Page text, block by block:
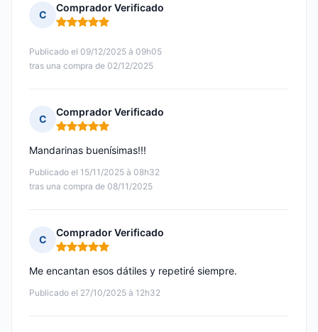
C
Comprador Verificado
Nota: 5 de 5
Publicado el 09/12/2025 à 09h05
tras una compra de 02/12/2025
C
Comprador Verificado
Nota: 5 de 5
Publicado el 15/11/2025 à 08h32
tras una compra de 08/11/2025
Mandarinas buenísimas!!!
C
Comprador Verificado
Nota: 5 de 5
Publicado el 27/10/2025 à 12h32
Me encantan esos dátiles y repetiré siempre.